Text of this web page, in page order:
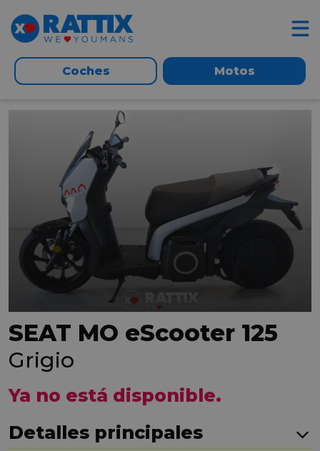
Coches Motos
SEAT MO eScooter 125
Grigio
Ya no está disponible.
Detalles principales